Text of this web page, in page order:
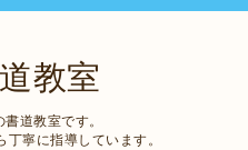
教室
道教室です。
寧に指導しています。